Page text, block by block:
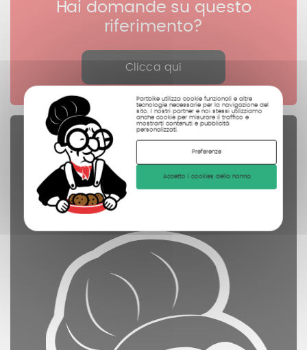
Partbike utilizza cookie funzionali e altre
tecnologie necessarie per la navigazione del
sito. I nostri partner e noi stessi utilizziamo
anche cookie per misurare il traffico e
mostrarti contenuti e pubblicità
personalizzati.
Preferenze
Accetto i cookies della nonna
Hai domande su questo
riferimento?
Clicca qui
Pezzi di ricambio
controllate
pulite
fotografate